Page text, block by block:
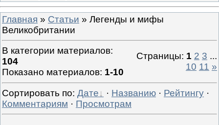
Главная » Статьи » Легенды и мифы
Великобритании
В категории материалов:
104
Показано материалов: 1-10
Страницы: 1 2 3 ...
10 11 »
Сортировать по: Дате · Названию · Рейтингу ·
Комментариям · Просмотрам